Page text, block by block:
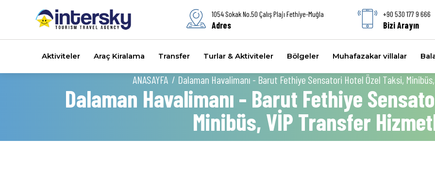
1054 Sokak No.50 Çalış Plajı Fethiye-Muğla
Adres
+90 530 177 9 666
Bizi Arayın
Aktiviteler Araç Kiralama Transfer Turlar & Aktiviteler Bölgeler Muhafazakar villalar
ANASAYFA Dalaman Havalimanı - Barut Fethiye Sensatori Hotel Özel Taksi,
Dalaman Havalimanı - Barut Fethiye
Minibüs, VİP Transfer